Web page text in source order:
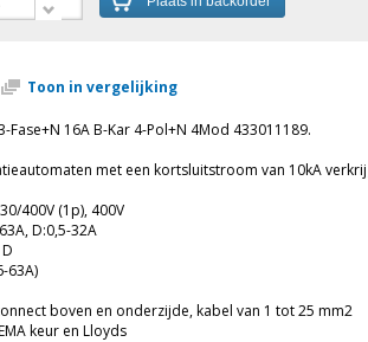
Toon in vergelijking
Fase+N 16A B-Kar 4-Pol+N 4Mod 433011189.
met een kortsluitstroom van 10kA
400V (1p), 400V
D:0,5-32A
63A)
boven en onderzijde, kabel van 1 tot 25 mm2
keur en Lloyds